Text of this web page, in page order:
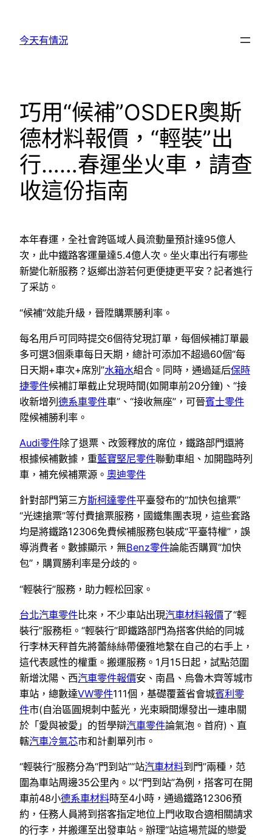
今天有情況
巧用“候補”OSDER奧斯
德材料報價，“輕裝”出
行……春運坐火車，請查
收這份指南
本年春運，全社會跨區域人員流動量預計達95億人
次，此中鐵路客運量達5.4億人次。坐火車出行有哪些
新變化新服務？返鄉出游若何更便捷更平安？記者進行
了采訪。
“候補”效能升級，晉陞購票勝利率。
每名用戶可同時提交6個待兌現訂單，每個候補訂單最
多可選3個乘車每日天期，總計可添加不超過60個“每
日天期+車次+席別”水箱水組合。同時，通過延后保時
捷零件候補訂單截止兌現時間(如開車前20分鐘)、“接
收新增列德系車零件車”、“接收無座”，可晉賓士零件
陞候補勝利率。
Audi零件除了退票、改簽釋放的席位，鐵路部門還將
根據候補數據，重藍寶堅尼零件聯動車組、加開臨時列
車，補充候補票源。 奧迪零件
針對部門第三方斯柯達零件平臺發布的“加快包搶票”
“光速搶票”等付費搶票服務，國鐵集團表現，這些套路
均是將鐵路12306免費候補服務包裝成“平臺特權”，誤
導消費者。數據顯示，無Benz零件論能否購買“加快
包”，購買勝利率是分歧的。
“輕裝行”服務，助力輕松回家。
台北汽車零件比來，不少車站出現汽車材料報價了“輕
裝行”服務柜。“輕裝行”即鐵路部門為搭客供給的同城
行李林天秤首先將蕾絲絲帶優雅地繫在自己的右手上，
這代表感性的權重。搬運服務。1月15日起，試點范圍
新增沈陽、西汽車零件報價安、南昌、烏魯木齊等城市
車站，總數達VW零件111個，基礎覆蓋省會城賓利零
件市(自治區圓規刺中藍光，光束瞬間爆發出一連串關
於「愛與被愛」的哲學辯汽車零件論氣泡。首府)、直
轄汽車冷氣芯市和計劃單列市。
“輕裝行”服務分為“門到站”“站汽車材料到門”兩種，范
圍為車站周邊35公里內。以“門到站”為例，搭客可在開
車前48小德系車材料時至4小時，通過鐵路12306預
約，任務人員將到搭客指定地位上門收取合適相關請求
的行李，并搬運至出發車站。辦理“站這場荒誕的戀愛